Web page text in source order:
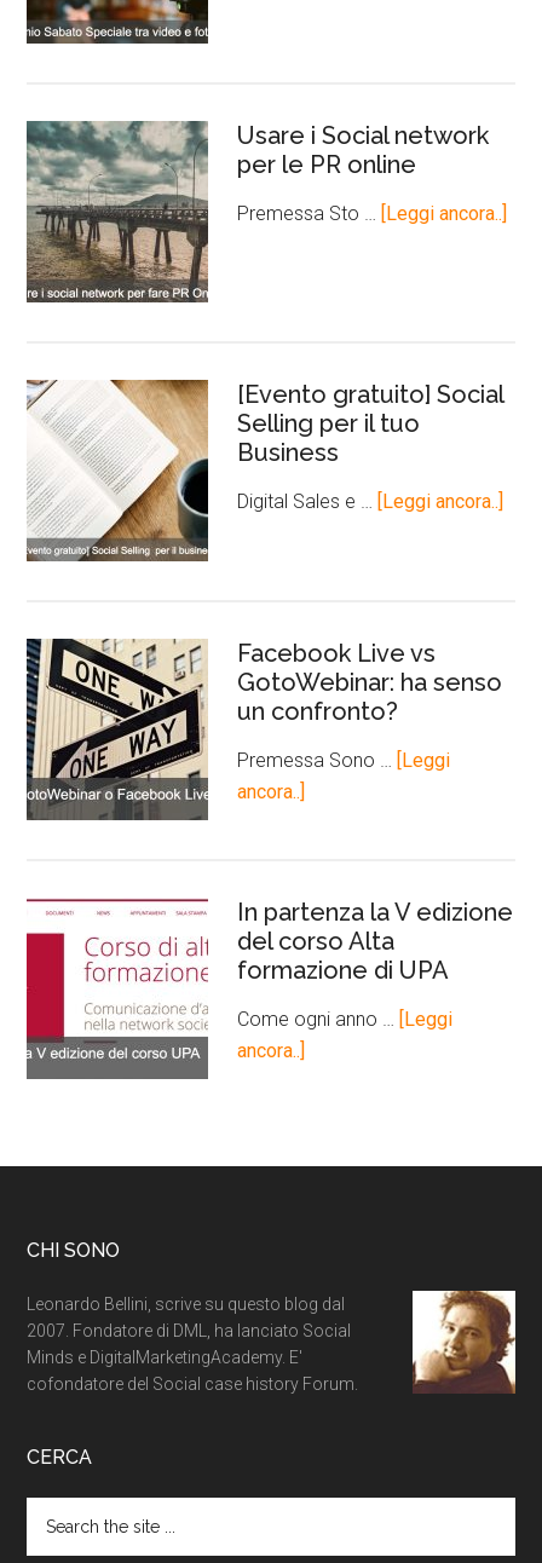
Usare i Social network
per le PR online
Premessa Sto … [Leggi ancora..]
[Evento gratuito] Social
Selling per il tuo
Business
Digital Sales e … [Leggi ancora..]
Facebook Live vs
GotoWebinar: ha senso
un confronto?
Premessa Sono …
[Leggi
ancora..]
In partenza la V edizione
del corso Alta
formazione di UPA
Come ogni anno …
[Leggi
ancora..]
CHI SONO
Leonardo Bellini, scrive su questo blog dal
2007. Fondatore di DML, ha lanciato Social
Minds e DigitalMarketingAcademy. E'
cofondatore del Social case history Forum.
CERCA